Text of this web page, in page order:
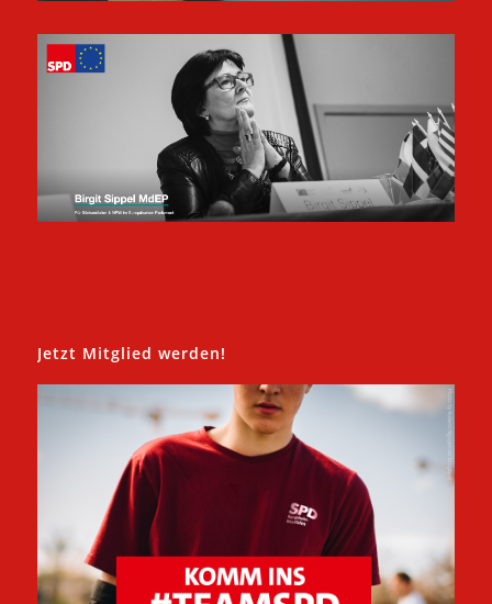
Jetzt Mitglied werden!